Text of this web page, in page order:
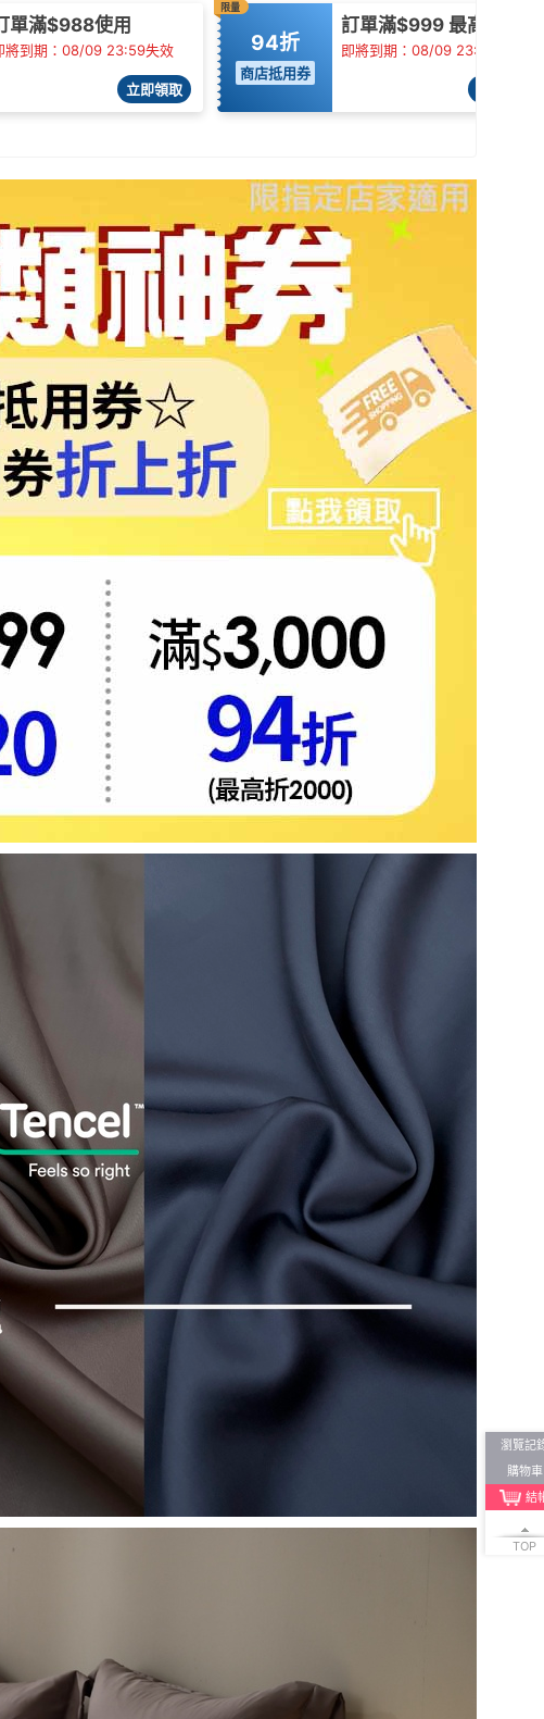
單滿$988使用
將到期：08/09 23:59失效
立即領取
限量
94折
商店抵用券
訂單滿$999 最高折$60
即將到期：08/09 23:59失效
瀏覽記
購物車
結
TOP